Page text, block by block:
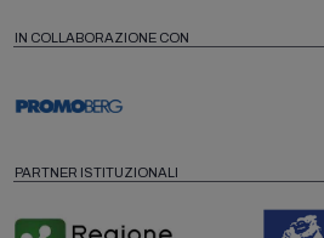
IN COLLABORAZIONE CON
PARTNER ISTITUZIONALI